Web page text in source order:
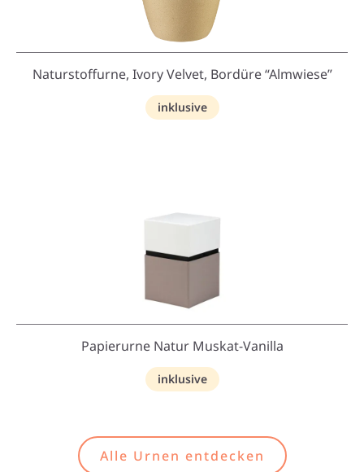
Naturstoffurne, Ivory Velvet, Bordüre “Almwiese”
inklusive
Papierurne Natur Muskat-Vanilla
inklusive
Alle Urnen entdecken